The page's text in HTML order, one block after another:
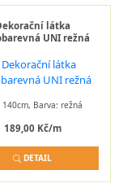
látka
UNI režná
140cm, Barva: režná
189,00 Kč/m
DETAIL